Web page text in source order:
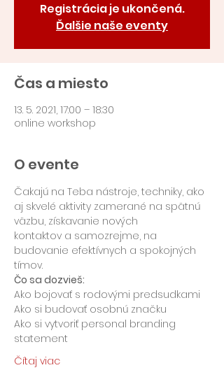
Registrácia je ukončená.
Ďalšie naše eventy
Čas a miesto
13. 5. 2021, 17:00 – 18:30
online workshop
O evente
Čakajú na Teba nástroje, techniky, ako
aj skvelé aktivity zamerané na spätnú
väzbu, získavanie nových
kontaktov a samozrejme, na
budovanie efektívnych a spokojných
tímov.
Čo sa dozvieš:
Ako bojovať s rodovými predsudkami
Ako si budovať osobnú značku
Ako si vytvoriť personal branding
statement
Čítaj viac